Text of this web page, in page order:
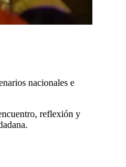
nacionales e
reflexión y